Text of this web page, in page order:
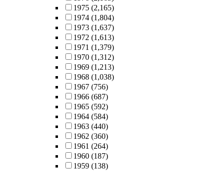
1975 (2,165)
1974 (1,804)
1973 (1,637)
1972 (1,613)
1971 (1,379)
1970 (1,312)
1969 (1,213)
1968 (1,038)
1967 (756)
1966 (687)
1965 (592)
1964 (584)
1963 (440)
1962 (360)
1961 (264)
1960 (187)
1959 (138)